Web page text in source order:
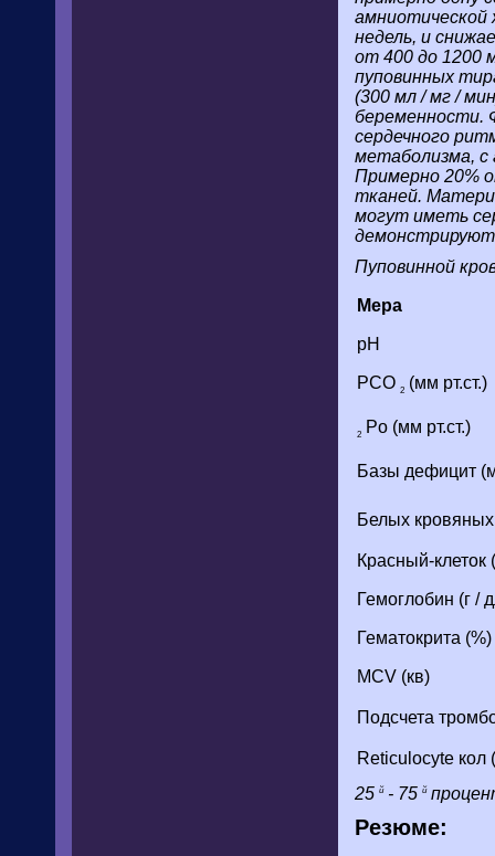
амниотической
недель, и
от 400 до 1200
пуповинных
(300 мл / мг /
беременности.
сердечного
метаболизма, с
Примерно 20%
тканей.
могут иметь
демонстрируют
Пуповинной
Мера
pH
PCO 2 (мм рт.ст.)
2 Po (мм рт.ст.)
Базы дефицит
Белых
Красный-клеток
Гемоглобин (г /
Гематокрита (%)
MCV (кв)
Подсчета
Reticulocyte кол
25 й- 75 й
Резюме: